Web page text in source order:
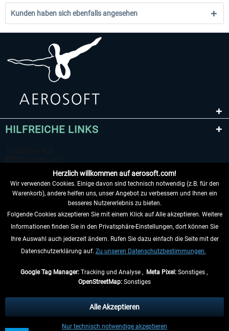
Kunden haben sich ebenfalls angesehen
HILFREICHE LINKS
VERTRAG WIDERRUFEN
INFORMATIONEN
anders beschrieben.
** Gilt für Lieferungen innerhalb Deutschlands, Lieferzeiten für andere Länder
Herzlich willkommen auf aerosoft.com!
Wir verwenden Cookies. Einige davon sind technisch notwendig (z.B. für den
Warenkorb), andere helfen uns, unser Angebot zu verbessern und Ihnen ein
besseres Nutzererlebnis zu bieten.
Folgende Cookies akzeptieren Sie mit einem Klick auf Alle akzeptieren. Weitere
Informationen finden Sie in den Privatsphäre-Einstellungen, dort können Sie
Ihre Auswahl auch jederzeit ändern. Rufen Sie dazu einfach die Seite mit der
Datenschutzerklärung auf. Zu unseren Datenschutzbestimmungen.
Google Tag Manager:Tracking und Analyse , Meta Pixel:Sonstiges ,
OpenStreetMap: Sonstiges
Nur technisch notwendige akzeptieren
Alle Akzeptieren